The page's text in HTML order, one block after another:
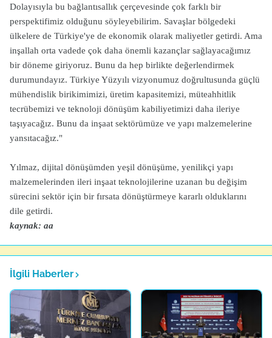
Dolayısıyla bu bağlantısallık çerçevesinde çok farklı bir
perspektifimiz olduğunu söyleyebilirim. Savaşlar bölgedeki
ülkelere de Türkiye'ye de ekonomik olarak maliyetler getirdi. Ama
inşallah orta vadede çok daha önemli kazançlar sağlayacağımız
bir döneme giriyoruz. Bunu da hep birlikte değerlendirmek
durumundayız. Türkiye Yüzyılı vizyonumuz doğrultusunda güçlü
mühendislik birikimimizi, üretim kapasitemizi, müteahhitlik
tecrübemizi ve teknoloji dönüşüm kabiliyetimizi daha ileriye
taşıyacağız. Bunu da inşaat sektörümüze ve yapı malzemelerine
yansıtacağız."
Yılmaz, dijital dönüşümden yeşil dönüşüme, yenilikçi yapı
malzemelerinden ileri inşaat teknolojilerine uzanan bu değişim
sürecini sektör için bir fırsata dönüştürmeye kararlı olduklarını
dile getirdi.
kaynak: aa
İlgili Haberler